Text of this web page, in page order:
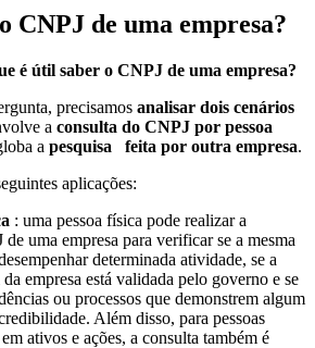
CNPJ de uma empresa?
é útil saber o CNPJ de uma empresa?
precisamos analisar dois cenários
a consulta do CNPJ por pessoa
a pesquisa feita por outra empresa.
aplicações:
: uma pessoa física pode realizar a
uma empresa para verificar se a mesma
determinada atividade, se a
empresa está validada pelo governo e se
ou processos que demonstrem algum
Além disso, para pessoas
ativos e ações, a consulta também é